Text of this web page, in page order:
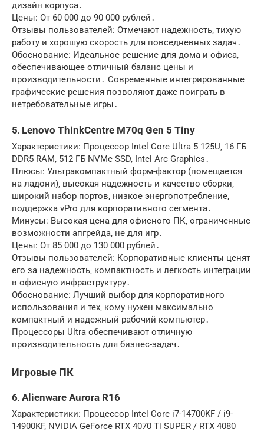
дизайн корпуса․
Цены: От 60 000 до 90 000 рублей․
Отзывы пользователей: Отмечают надежность‚ тихую
работу и хорошую скорость для повседневных задач․
Обоснование: Идеальное решение для дома и офиса‚
обеспечивающее отличный баланс цены и
производительности․ Современные интегрированные
графические решения позволяют даже поиграть в
нетребовательные игры․
5․ Lenovo ThinkCentre M70q Gen 5 Tiny
Характеристики: Процессор Intel Core Ultra 5 125U‚ 16 ГБ
DDR5 RAM‚ 512 ГБ NVMe SSD‚ Intel Arc Graphics․
Плюсы: Ультракомпактный форм-фактор (помещается
на ладони)‚ высокая надежность и качество сборки‚
широкий набор портов‚ низкое энергопотребление‚
поддержка vPro для корпоративного сегмента․
Минусы: Высокая цена для офисного ПК‚ ограниченные
возможности апгрейда‚ не для игр․
Цены: От 85 000 до 130 000 рублей․
Отзывы пользователей: Корпоративные клиенты ценят
его за надежность‚ компактность и легкость интеграции
в офисную инфраструктуру․
Обоснование: Лучший выбор для корпоративного
использования и тех‚ кому нужен максимально
компактный и надежный рабочий компьютер․
Процессоры Ultra обеспечивают отличную
производительность для бизнес-задач․
Игровые ПК
6․ Alienware Aurora R16
Характеристики: Процессор Intel Core i7-14700KF / i9-
14900KF‚ NVIDIA GeForce RTX 4070 Ti SUPER / RTX 4080